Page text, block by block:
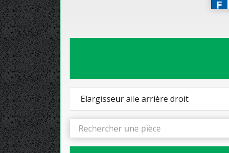
Elargisseur aile arrière droit